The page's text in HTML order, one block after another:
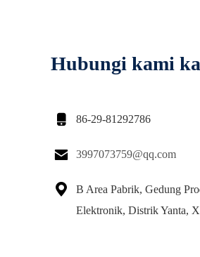
Hubungi kami
 86-29-81292786
 3997073759@qq.com

B Area Pabrik, Gedung
Elektronik, Distrik Yanta,